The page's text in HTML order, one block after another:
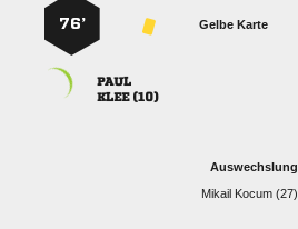
Gelbe Karte
76’

 
Auswechslung
  